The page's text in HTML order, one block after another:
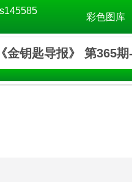
彩色图库
《金钥匙导报》 第365